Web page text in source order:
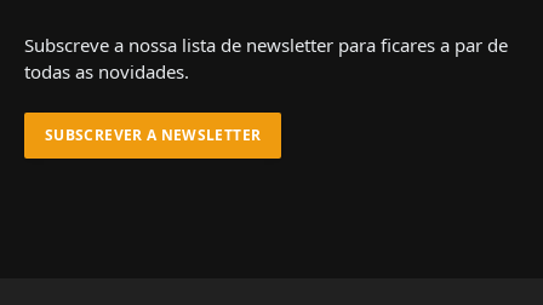
Subscreve a nossa lista de newsletter para ficares a par de
todas as novidades.
SUBSCREVER A NEWSLETTER